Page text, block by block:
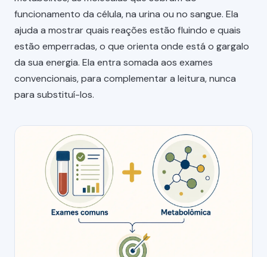
funcionamento da célula, na urina ou no sangue. Ela
ajuda a mostrar quais reações estão fluindo e quais
estão emperradas, o que orienta onde está o gargalo
da sua energia. Ela entra somada aos exames
convencionais, para complementar a leitura, nunca
para substituí-los.